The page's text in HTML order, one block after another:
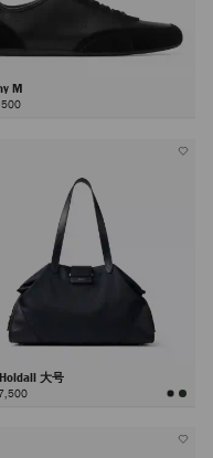
M
大号